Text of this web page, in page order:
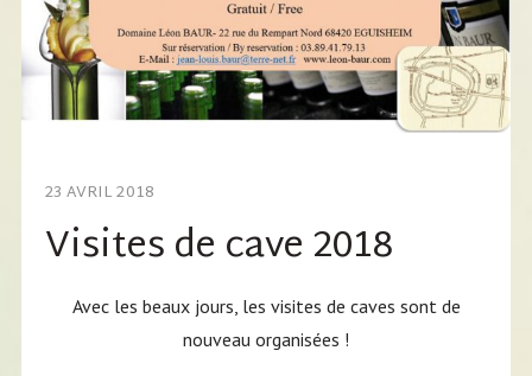
23 AVRIL 2018
Visites de cave 2018
Avec les beaux jours, les visites de caves sont de
nouveau organisées !